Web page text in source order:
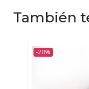
También
-20%